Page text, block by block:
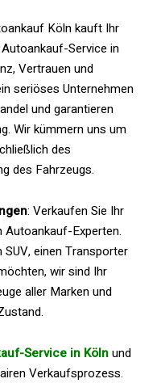
Köln kauft Ihr
Service in
Vertrauen und
seriöses Unternehmen
und garantieren
Wir kümmern uns um
des
des Fahrzeugs.
: Verkaufen Sie Ihr
Autoankauf-Experten.
SUV, einen Transporter
wir sind Ihr
aller Marken und
Service in Kölnund
Verkaufsprozess.